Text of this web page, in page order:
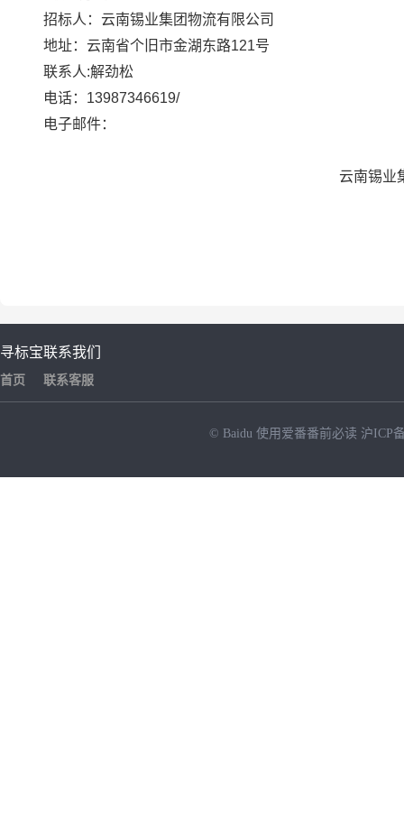
招标人：云南锡业集团物流有限公司
地址：云南省个旧市金湖东路121号
联系人:解劲松
电话：13987346619/
电子邮件：
云南锡业集团物流有
寻标宝
首页
联系我们
联系客服
© Baidu 使用爱番番前必读 沪ICP